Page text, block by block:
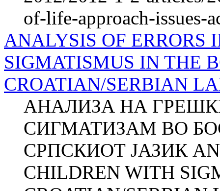
of-life-approach-issues-
ANALYSIS OF ERRORS
SIGMATISMUS IN THE
CROATIAN/SERBIAN
АНАЛИЗА НА
СИГМАТИЗАМ ВО
СРПСКИОТ ЈАЗИК
CHILDREN WITH